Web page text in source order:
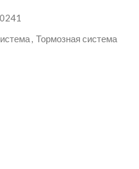
, Тормозная система